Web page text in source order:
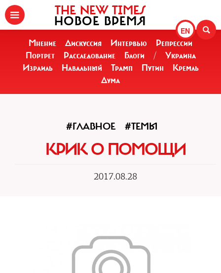
EN
THE NEW TIMES
НОВОЕ ВРЕМЯ
Мнение Дискуссия Интервью
Репрессии
Портрет
Расследование Блоги /
Украина
Израиль
Навальный Трамп Путин
Кремль
Дума
#ГЛАВНОЕ #ТЕМЫ
КРИК О ПОМОЩИ
2017.08.28